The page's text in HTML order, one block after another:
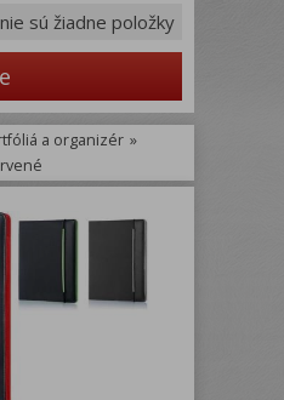
sú žiadne položky
a organizér »